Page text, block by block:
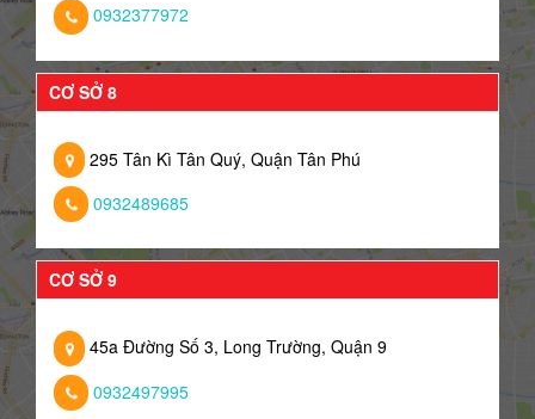
0932377972
CƠ SỞ 8
295 Tân Kì Tân Quý, Quận Tân Phú
0932489685
CƠ SỞ 9
45a Đường Số 3, Long Trường, Quận 9
0932497995